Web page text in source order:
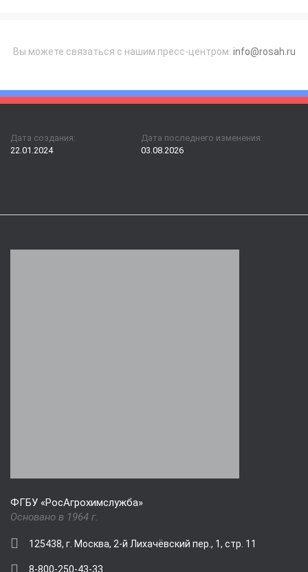
Вы можете связаться с нашим пресс-центром: info@rosah.ru
Дата создания:
22.01.2024
Дата последнего изменения:
03.08.2026
ФГБУ «РосАгрохимслужба»
Основано в 1964 г.
125438, г. Москва, 2-й Лихачёвский пер., 1, стр. 11
8-800-250-43-33